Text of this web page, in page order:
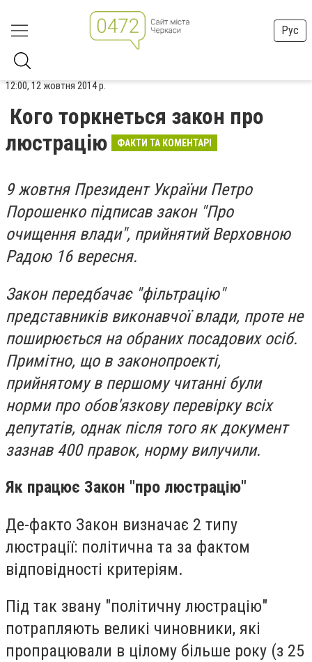
Рус
12:00, 12 жовтня 2014 р.
Кого торкнеться закон про
люстрацію
ФАКТИ ТА КОМЕНТАРІ
9 жовтня Президент України Петро
Порошенко підписав закон "Про
очищення влади", прийнятий Верховною
Радою 16 вересня.
Закон передбачає "фільтрацію"
представників виконавчої влади, проте не
поширюється на обраних посадових осіб.
Примітно, що в законопроекті,
прийнятому в першому читанні були
норми про обов'язкову перевірку всіх
депутатів, однак після того як документ
зазнав 400 правок, норму вилучили.
Як працює Закон "про люстрацію"
Де-факто Закон визначає 2 типу
люстрації: політична та за фактом
відповідності критеріям.
Під так звану "політичну люстрацію"
потрапляють великі чиновники, які
пропрацювали в цілому більше року (з 25